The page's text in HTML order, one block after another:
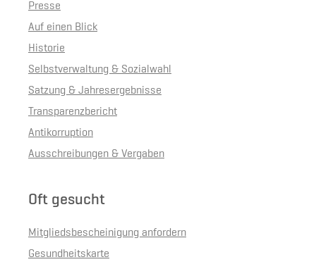
Presse
Auf einen Blick
Historie
Selbstverwaltung & Sozialwahl
Satzung & Jahresergebnisse
Transparenzbericht
Antikorruption
Ausschreibungen & Vergaben
Oft gesucht
Mitgliedsbescheinigung anfordern
Gesundheitskarte